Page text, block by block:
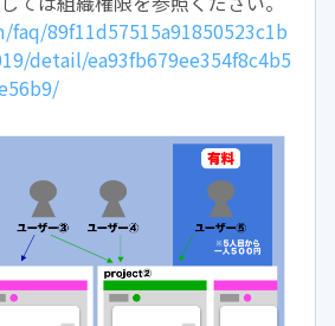
89f11d57515a91850523c1b
detail/ea93fb679ee354f8c4b5